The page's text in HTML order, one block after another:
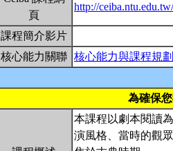
頁
http://
課程簡介影片
核心能力關聯 核心能力與課程規
為確保
本課程以劇本閱讀
演風格、當時的觀